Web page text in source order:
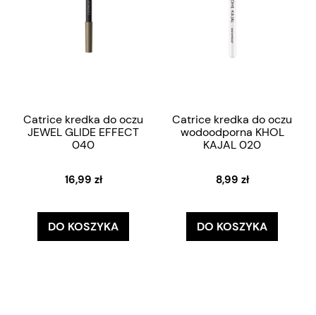
Catrice kredka do oczu
JEWEL GLIDE EFFECT
040
16,99 zł
DO KOSZYKA
Catrice kredka do oczu
wodoodporna KHOL
KAJAL 020
8,99 zł
DO KOSZYKA